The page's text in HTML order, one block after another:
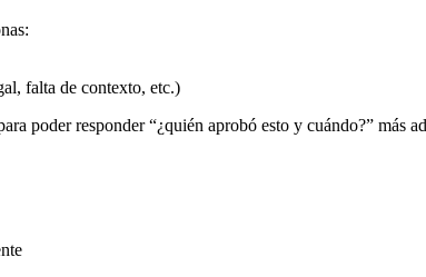
falta de contexto, etc.)
poder responder “¿quién aprobó esto y cuándo?” más